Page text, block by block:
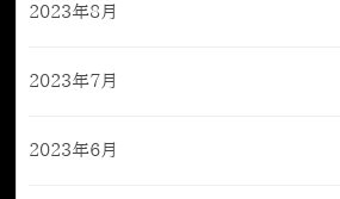
2023年8月
2023年7月
2023年6月